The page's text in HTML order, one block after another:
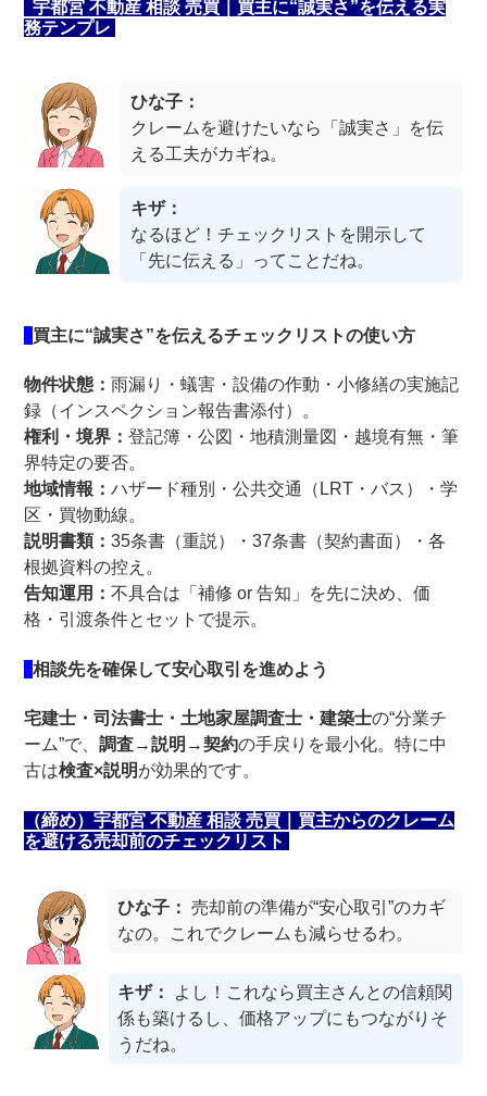
宇都宮 不動産 相談 売買｜買主に“誠実さ”を伝える実
務テンプレ
ひな子：
クレームを避けたいなら「誠実さ」を伝
える工夫がカギね。
キザ：
なるほど！チェックリストを開示して
「先に伝える」ってことだね。
買主に“誠実さ”を伝えるチェックリストの使い方
物件状態：雨漏り・蟻害・設備の作動・小修繕の実施記
録（インスペクション報告書添付）。
権利・境界：登記簿・公図・地積測量図・越境有無・筆
界特定の要否。
地域情報：ハザード種別・公共交通（LRT・バス）・学
区・買物動線。
説明書類：35条書（重説）・37条書（契約書面）・各
根拠資料の控え。
告知運用：不具合は「補修 or 告知」を先に決め、価
格・引渡条件とセットで提示。
相談先を確保して安心取引を進めよう
宅建士・司法書士・土地家屋調査士・建築士の“分業チ
ーム”で、調査→説明→契約の手戻りを最小化。特に中
古は検査×説明が効果的です。
（締め）宇都宮 不動産 相談 売買｜買主からのクレーム
を避ける売却前のチェックリスト
ひな子： 売却前の準備が“安心取引”のカギ
なの。これでクレームも減らせるわ。
キザ：
よし！これなら買主さんとの信頼関
係も築けるし、価格アップにもつながりそ
うだね。